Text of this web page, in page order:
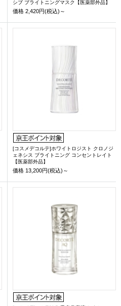
シブ ブライトニングマスク【医薬部外品】
価格 2,420円(税込)～
[コスメデコルテ]ホワイトロジスト クロノジ
ェネシス ブライトニング コンセントレイト
【医薬部外品】
価格 13,200円(税込)～